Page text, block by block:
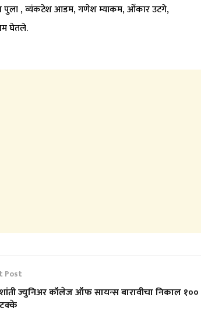
पुला , व्यंकटेश आडम, गणेश म्याकम, ओंकार उटगे,
घेतले.
Post
शांती ज्युनिअर कॉलेज ऑफ सायन्स बारावीचा निकाल १००
टक्के